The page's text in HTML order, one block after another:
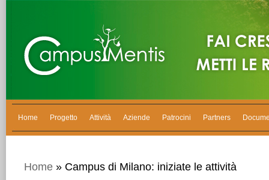
Home Progetto Attività Aziende Patrocini Partners
Home » Campus di Milano: iniziate le attività